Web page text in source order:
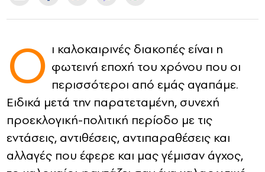
DRIVE
SPORTS
DIA Y NOCHE
CONTACT
ADVERTISE
Ο ι καλοκαιρινές διακοπές είναι η
φωτεινή εποχή του χρόνου που οι
περισσότεροι από εμάς αγαπάμε.
Ειδικά μετά την παρατεταμένη, συνεχή
προεκλογική-πολιτική περίοδο με τις
εντάσεις, αντιθέσεις, αντιπαραθέσεις και
αλλαγές που έφερε και μας γέμισαν άγχος,